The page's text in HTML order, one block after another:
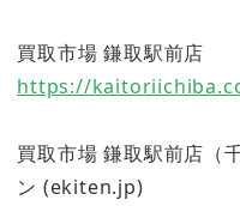
買取市場 鎌取駅前店
https://
買取市場 鎌取駅前店（
ン (ekiten.jp)